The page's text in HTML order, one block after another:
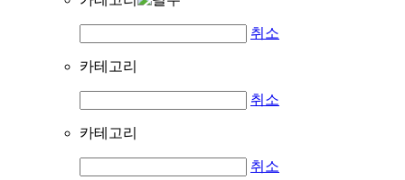
취소
카테고리
취소
카테고리
취소